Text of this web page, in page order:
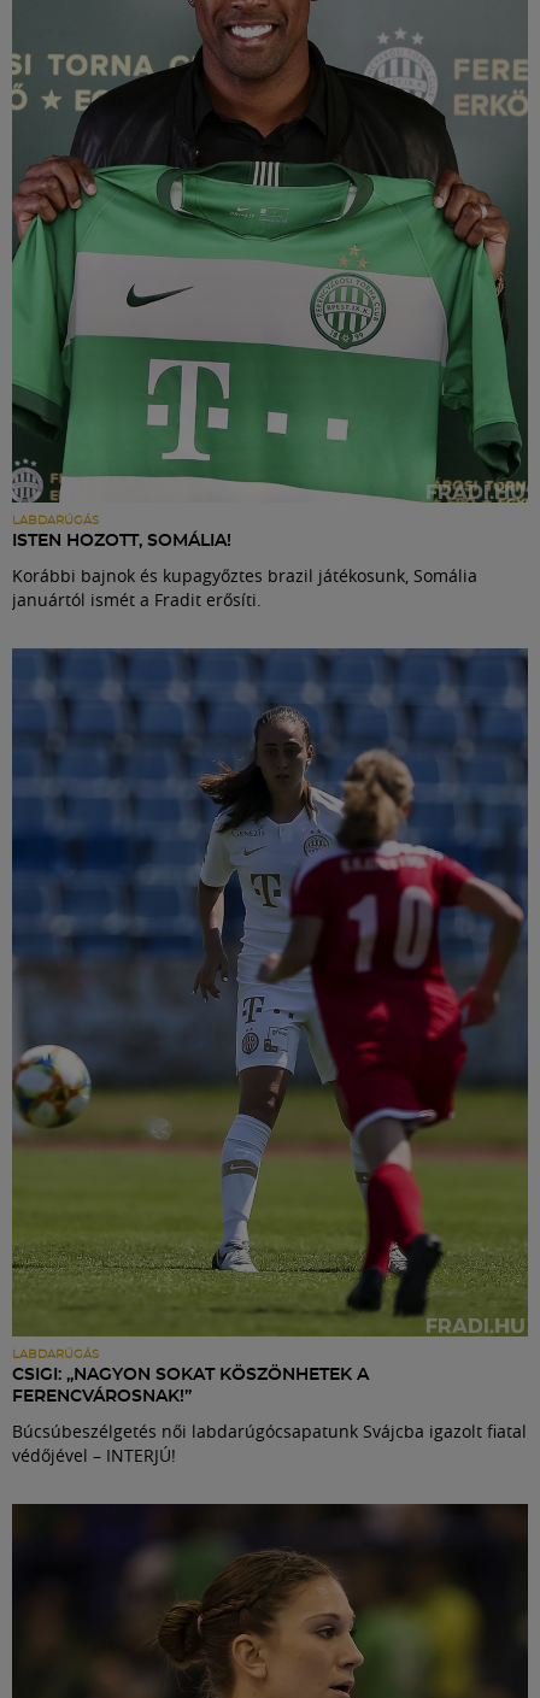
LABDARÚGÁS
ISTEN HOZOTT, SOMÁLIA!
Korábbi bajnok és kupagyőztes brazil játékosunk, Somália
januártól ismét a Fradit erősíti.
LABDARÚGÁS
CSIGI: „NAGYON SOKAT KÖSZÖNHETEK A
FERENCVÁROSNAK!”
Búcsúbeszélgetés női labdarúgócsapatunk Svájcba igazolt fiatal
védőjével – INTERJÚ!